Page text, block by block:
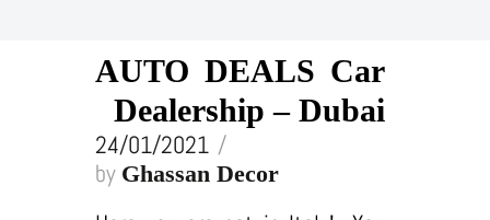
AUTO DEALS Car
Dealership – Dubai
24/01/2021
by Ghassan Decor